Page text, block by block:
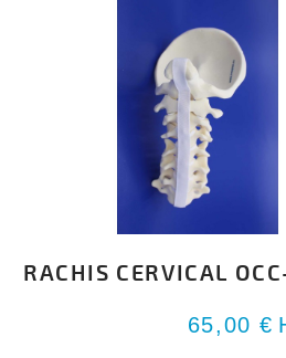
RACHIS CERVICAL
65,00 €